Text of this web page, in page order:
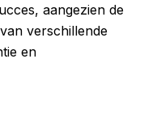
aangezien de
verschillende
en